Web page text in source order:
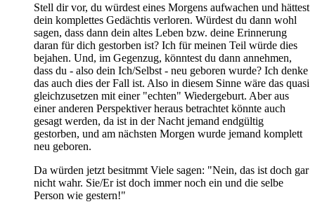
Stell dir vor, du würdest eines Morgens aufwachen und hättest
dein komplettes Gedächtis verloren. Würdest du dann wohl
sagen, dass dann dein altes Leben bzw. deine Erinnerung
daran für dich gestorben ist? Ich für meinen Teil würde dies
bejahen. Und, im Gegenzug, könntest du dann annehmen,
dass du - also dein Ich/Selbst - neu geboren wurde? Ich denke
das auch dies der Fall ist. Also in diesem Sinne wäre das quasi
gleichzusetzen mit einer "echten" Wiedergeburt. Aber aus
einer anderen Perspektiver heraus betrachtet könnte auch
gesagt werden, da ist in der Nacht jemand endgültig
gestorben, und am nächsten Morgen wurde jemand komplett
neu geboren.
Da würden jetzt besitmmt Viele sagen: "Nein, das ist doch gar
nicht wahr. Sie/Er ist doch immer noch ein und die selbe
Person wie gestern!"